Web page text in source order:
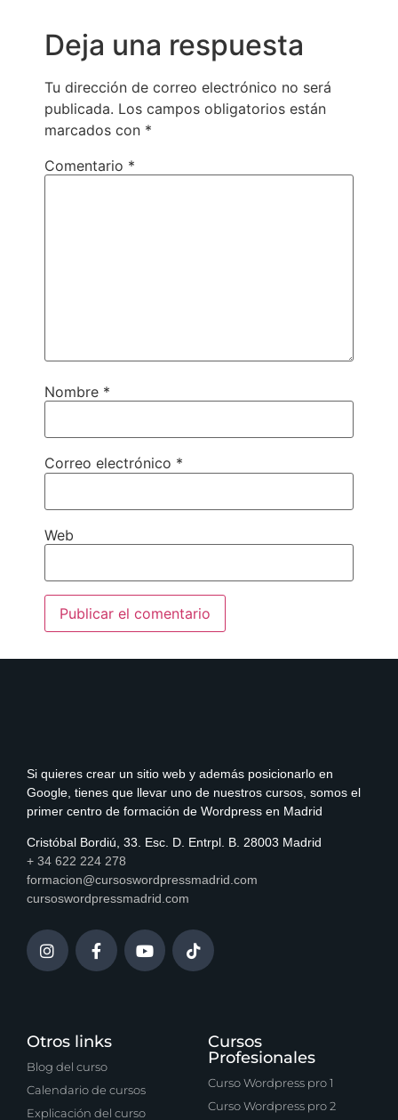
Deja una respuesta
Tu dirección de correo electrónico no será
publicada. Los campos obligatorios están
marcados con *
Comentario *
Nombre *
Correo electrónico *
Web
Si quieres crear un sitio web y además posicionarlo en
Google, tienes que llevar uno de nuestros cursos, somos el
primer centro de formación de Wordpress en Madrid
Cristóbal Bordiú, 33. Esc. D. Entrpl. B. 28003 Madrid
+ 34 622 224 278
formacion@cursoswordpressmadrid.com
cursoswordpressmadrid.com
Otros links
Blog del curso
Calendario de cursos
Explicación del curso
Cursos
Profesionales
Curso Wordpress pro 1
Curso Wordpress pro 2